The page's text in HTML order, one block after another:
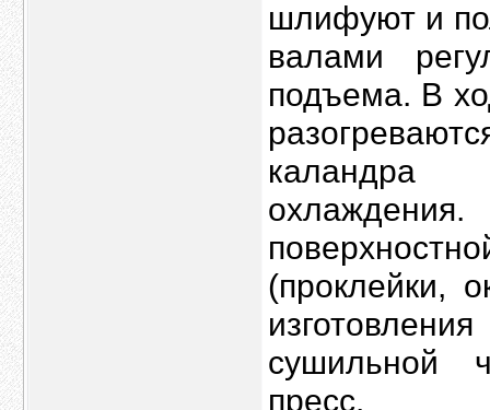
шлифуют и
валами
подъема. В
каландра
(проклейки,
сушильной
пресс.